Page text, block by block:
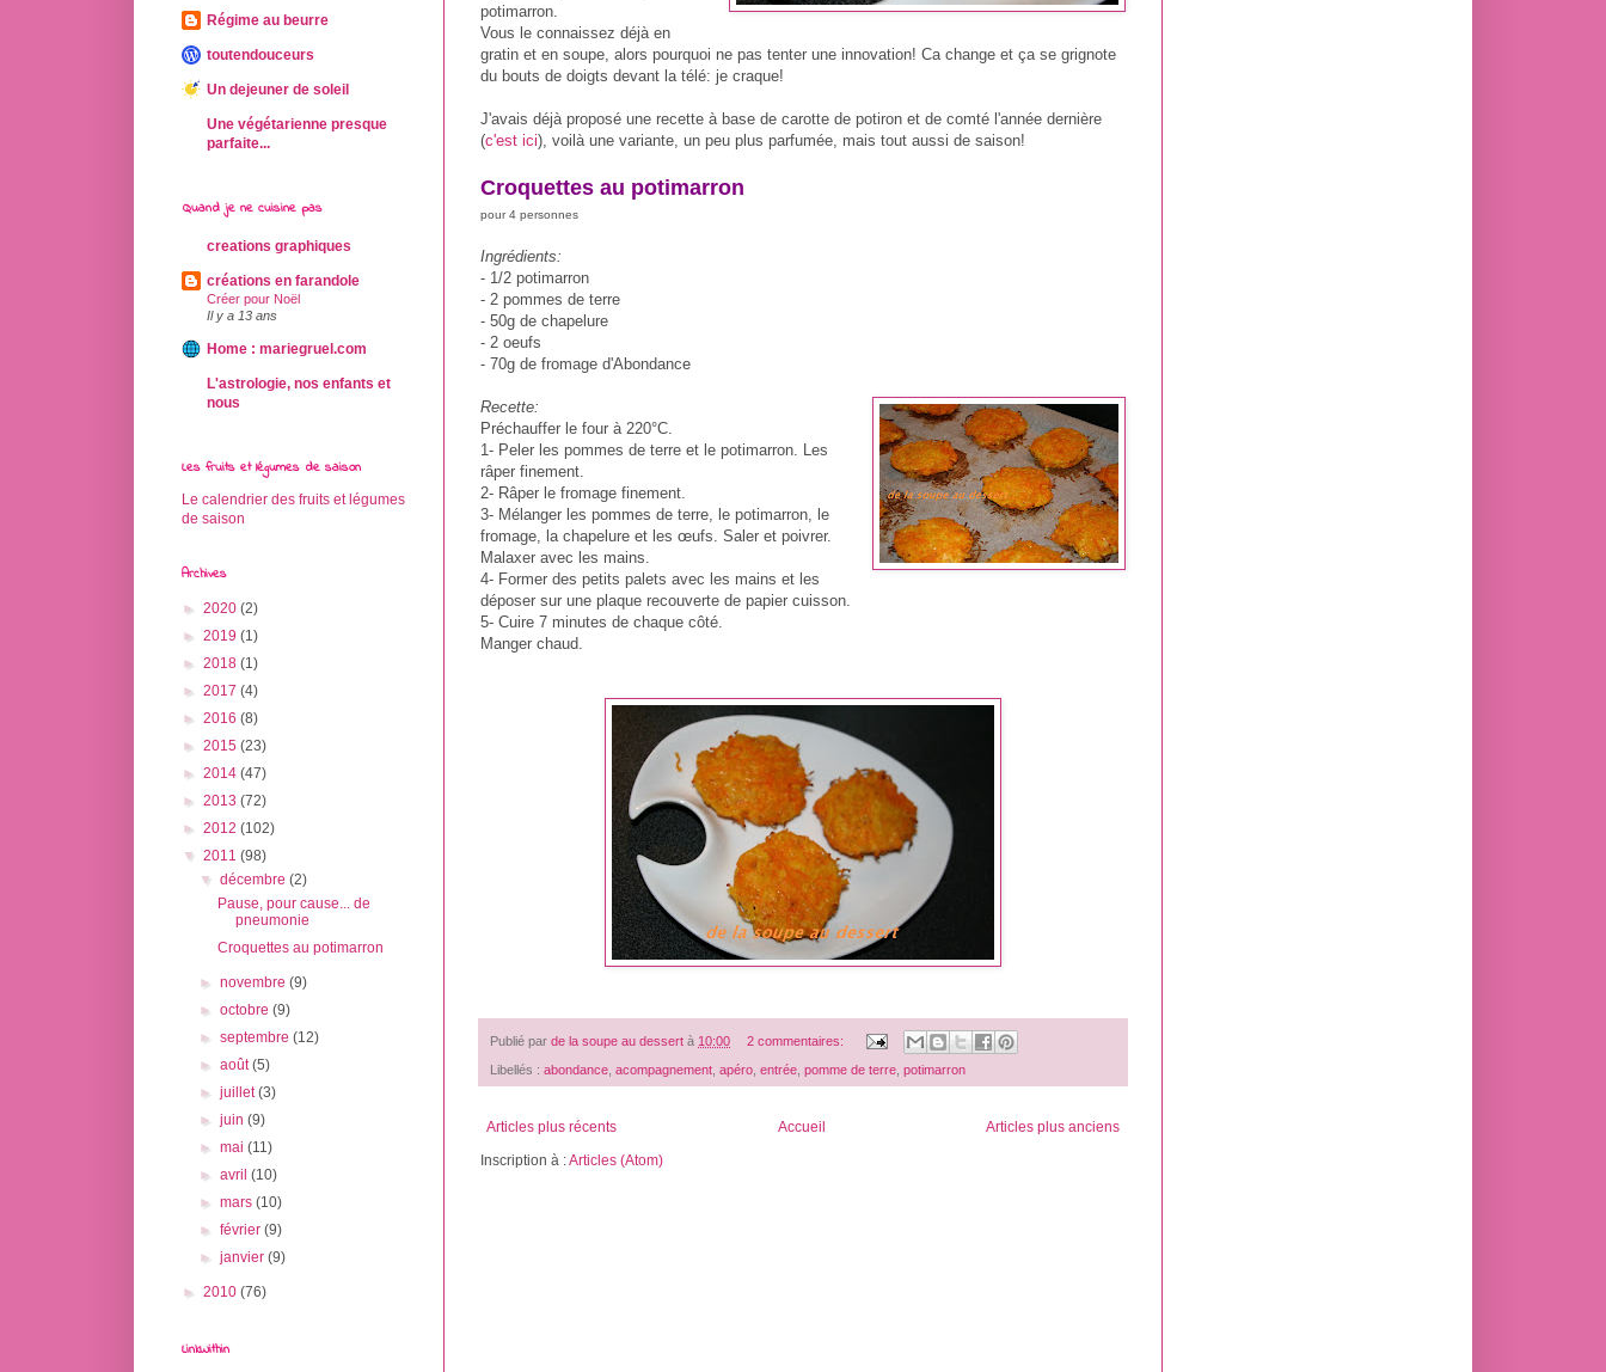
potimarron.
Vous le connaissez déjà en
gratin et en soupe, alors pourquoi ne pas tenter une innovation! Ca change et ça se grignote
du bouts de doigts devant la télé: je craque!
J'avais déjà proposé une recette à base de carotte de potiron et de comté l'année dernière
(c'est ici), voilà une variante, un peu plus parfumée, mais tout aussi de saison!
Croquettes au potimarron
pour 4 personnes
Ingrédients:
- 1/2 potimarron
- 2 pommes de terre
- 50g de chapelure
- 2 oeufs
- 70g de fromage d'Abondance
Recette:
Préchauffer le four à 220°C.
1- Peler les pommes de terre et le potimarron. Les
râper finement.
2- Râper le fromage finement.
3- Mélanger les pommes de terre, le potimarron, le
fromage, la chapelure et les œufs. Saler et poivrer.
Malaxer avec les mains.
4- Former des petits palets avec les mains et les
déposer sur une plaque recouverte de papier cuisson.
5- Cuire 7 minutes de chaque côté.
Manger chaud.
Publié par de la soupe au dessert à 10:00 2 commentaires:
Libellés : abondance acompagnement apéro entrée pomme de terre potimarron
Articles plus récents Articles plus anciens
Accueil
Inscription à :Articles (Atom)
Régime au beurre
toutendouceurs
Un dejeuner de soleil
Une végétarienne presque
parfaite...
Quand je ne cuisine pas
creations graphiques
créations en farandole
Créer pour Noël
Il y a 13 ans
Home : mariegruel.com
L'astrologie, nos enfants et
nous
Les fruits et légumes de saison
Le calendrier des fruits et légumes
de saison
Archives
► 2020 (2)
► 2019 (1)
► 2018 (1)
► 2017 (4)
► 2016 (8)
► 2015 (23)
► 2014 (47)
► 2013 (72)
► 2012 (102)
▼ 2011 (98)
▼décembre(2)
Pause, pour cause... de
pneumonie
Croquettes au potimarron
►novembre(9)
►octobre(9)
►septembre(12)
►août(5)
►juillet(3)
►juin(9)
►mai(11)
►avril(10)
►mars(10)
►février(9)
►janvier(9)
► 2010 (76)
LinkWithin